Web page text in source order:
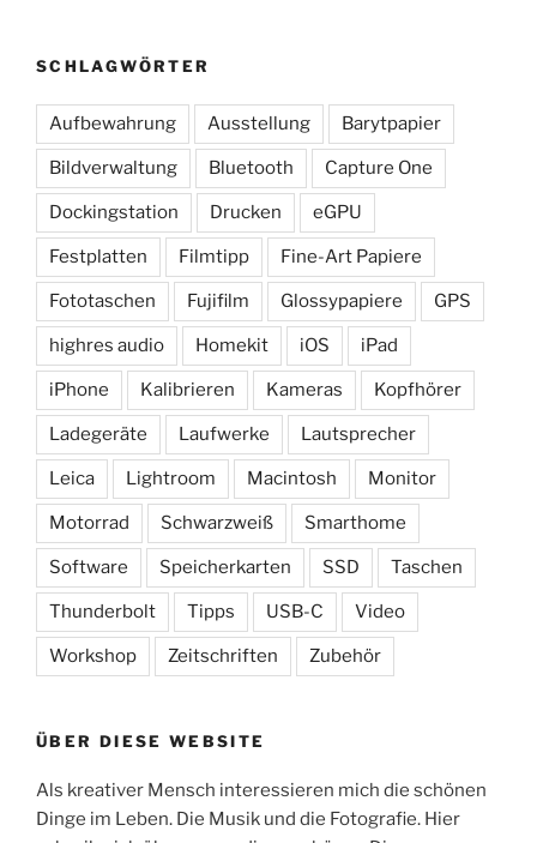
SCHLAGWÖRTER
Aufbewahrung Ausstellung Barytpapier
Bildverwaltung Bluetooth Capture One
Dockingstation Drucken eGPU
Festplatten Filmtipp Fine-Art Papiere
Fototaschen Fujifilm Glossypapiere GPS
highres audio Homekit iOS iPad
iPhone Kalibrieren Kameras Kopfhörer
Ladegeräte Laufwerke Lautsprecher
Leica Lightroom Macintosh Monitor
Motorrad Schwarzweiß Smarthome
Software Speicherkarten SSD Taschen
Thunderbolt Tipps USB-C Video
Workshop Zeitschriften Zubehör
ÜBER DIESE WEBSITE
Als kreativer Mensch interessieren mich die schönen
Dinge im Leben. Die Musik und die Fotografie. Hier